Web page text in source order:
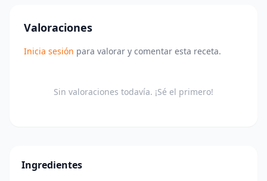
Valoraciones
Inicia sesión para valorar y comentar esta receta.
Sin valoraciones todavía. ¡Sé el primero!
Ingredientes